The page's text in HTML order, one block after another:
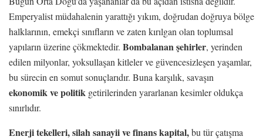
Emperyalist müdahalenin yarattığı yıkım, doğrudan doğruya bölge
halklarının, emekçi sınıfların ve zaten kırılgan olan toplumsal
yapıların üzerine çökmektedir. Bombalanan şehirler, yerinden
edilen milyonlar, yoksullaşan kitleler ve güvencesizleşen yaşamlar,
bu sürecin en somut sonuçlarıdır. Buna karşılık, savaşın
ekonomik ve politik getirilerinden yararlanan kesimler oldukça
sınırlıdır.
Enerji tekelleri, silah sanayii ve finans kapital,bu tür çatışma